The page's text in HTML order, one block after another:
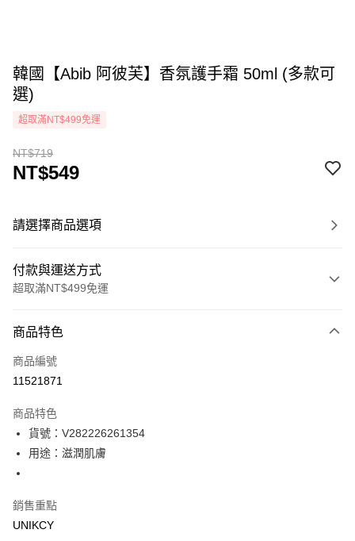
韓國【Abib 阿彼芙】香氛護手霜 50ml (多款可
選)
超取滿NT$499免運
NT$719
NT$549
請選擇商品選項
付款與運送方式
超取滿NT$499免運
icash Pay
信用卡一次付款
LINE Pay
Apple Pay
商品特色
商品編號
11521871
商品特色
貨號：V282226261354
用途：滋潤肌膚
銷售重點
UNIKCY